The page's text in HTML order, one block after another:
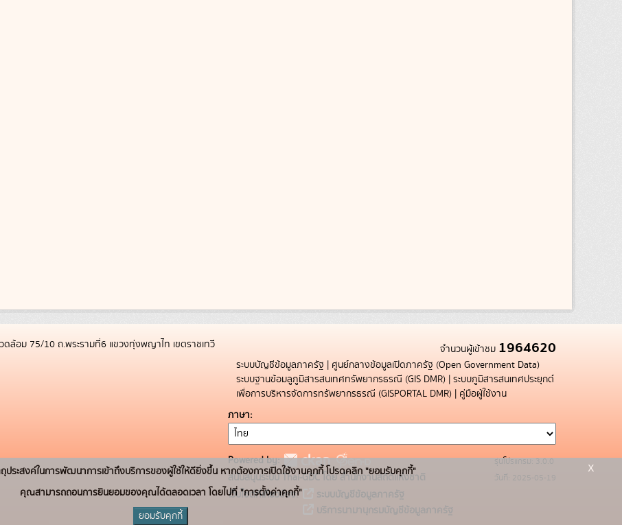
ล้อม 75/10 ถ.พระรามที่6 แขวงทุ่งพญาไท เขตราชเทวี
จำนวนผู้เข้าชม 1964620
ระบบบัญชีข้อมูลภาครัฐ | ศูนย์กลางข้อมูลเปิดภาครัฐ (Open Government Data)
ระบบฐานข้อมลูภูมิสารสนเทศทรัพยากรธรณี (GIS DMR) | ระบบภูมิสารสนเทศประยุกต์
เพื่อการบริหารจัดการทรัพยากรธรณี (GISPORTAL DMR) | คู่มือผู้ใช้งาน
ภาษา
Powered by:
สนับสนุนระบบ Thai-GDC โดย สำนักงานสถิติแห่งชาติ
เว็บไซต์ที่เกี่ยวข้อง:
ระบบบัญชีข้อมูลภาครัฐ
บริการนามานุกรมบัญชีข้อมูลภาครัฐ
รุ่นโปรแกรม: 3.0.0
วันที่: 2025-05-19
ถุประสงค์ในการพัฒนาการเข้าถึงบริการของผู้ใช้ให้ดียิ่งขึ้น หากต้องการเปิดใช้งานคุกกี้ โปรดคลิก "ยอมรับคุกกี้"
คุณสามารถถอนการยินยอมของคุณได้ตลอดเวลา โดยไปที่ "การตั้งค่าคุกกี้"
ยอมรับคุกกี้
x